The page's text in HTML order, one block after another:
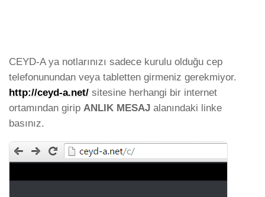
CEYD-A ya notlarınızı sadece kurulu olduğu cep
telefonunundan veya tabletten girmeniz gerekmiyor.
http://ceyd-a.net/ sitesine herhangi bir internet
ortamından girip ANLIK MESAJ alanındaki linke
basınız.